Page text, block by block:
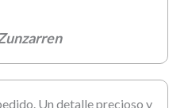
Un detalle precioso y